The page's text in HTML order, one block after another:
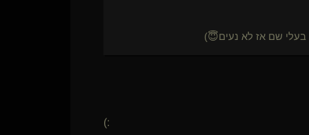
שם אז לא נעים😇)
(: